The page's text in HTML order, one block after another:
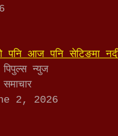
पनि आज पनि सेटिङमा
न्युज
2, 2026